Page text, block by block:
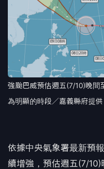
強颱巴威預估週五(7/10)晚間
為明顯的時段／嘉義縣府提供
依據中央氣象署最新預
續增強，預估週五(7/